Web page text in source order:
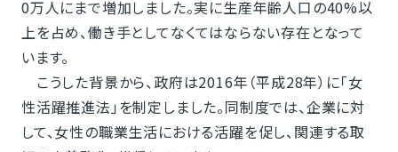
0万人にまで増加しました。実に生産年齢人口の40%以
上を占め、働き手としてなくてはならない存在となって
います。
こうした背景から、政府は2016年（平成28年）に「女
性活躍推進法」を制定しました。同制度では、企業に対
して、女性の職業生活における活躍を促し、関連する取